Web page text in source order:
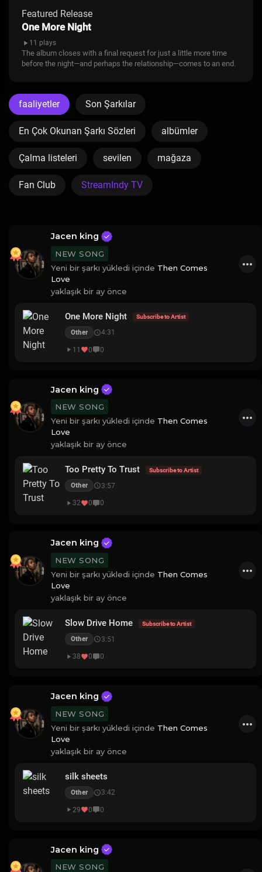
Featured Release
One More Night
11 plays
The album closes with a final request for just a little more time
before the night—and perhaps the relationship—comes to an end.
faaliyetler Son Şarkılar
En Çok Okunan Şarkı Sözleri albümler
Çalma listeleri sevilen mağaza
Fan Club StreamIndy TV
Jacen king
NEW SONG
Yeni bir şarkı yükledi içinde Then Comes
Love
yaklaşık bir ay önce
One More Night Subscribe to Artist
Other 4:31
11 0 0
Jacen king
NEW SONG
Yeni bir şarkı yükledi içinde Then Comes
Love
yaklaşık bir ay önce
Too Pretty To Trust Subscribe to Artist
Other 3:57
32 0 0
Jacen king
NEW SONG
Yeni bir şarkı yükledi içinde Then Comes
Love
yaklaşık bir ay önce
Slow Drive Home Subscribe to Artist
Other 3:51
38 0 0
Jacen king
NEW SONG
Yeni bir şarkı yükledi içinde Then Comes
Love
yaklaşık bir ay önce
silk sheets
Other 3:42
29 0 0
Jacen king
NEW SONG